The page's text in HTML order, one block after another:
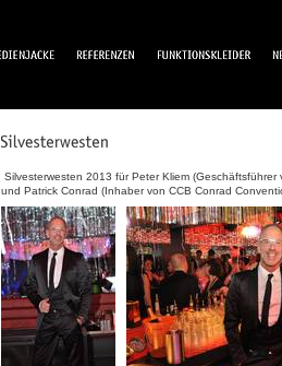
Silvesterwesten 2013 für Peter Kliem (Geschäftsführer
und Patrick Conrad (Inhaber von CCB Conrad